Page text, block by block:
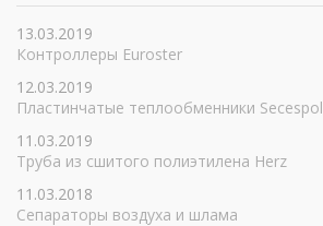
13.03.2019
Контроллеры Euroster
12.03.2019
Пластинчатые теплообменники Secespol
11.03.2019
Труба из сшитого полиэтилена Herz
11.03.2018
Сепараторы воздуха и шлама